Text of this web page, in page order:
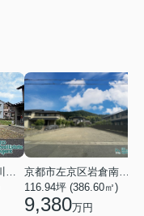
116.94坪 (386.60㎡)
9,380万円